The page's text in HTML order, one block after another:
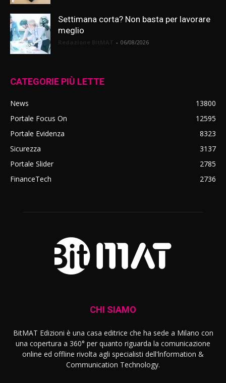
Settimana corta? Non basta per lavorare
meglio
- 06/08/2026
CATEGORIE PIÙ LETTE
News
13800
Portale Focus On
12595
Portale Evidenza
8323
Sicurezza
3137
Portale Slider
2785
FinanceTech
2736
CHI SIAMO
BitMAT Edizioni è una casa editrice che ha sede a Milano con
una copertura a 360° per quanto riguarda la comunicazione
online ed offline rivolta agli specialisti dell'lnformation &
Communication Technology.